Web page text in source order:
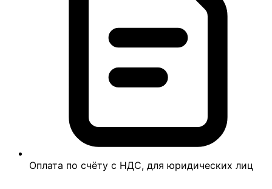
Оплата по счёту с НДС, для юридических лиц